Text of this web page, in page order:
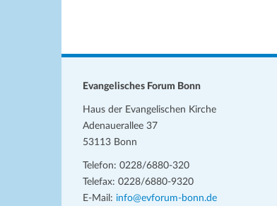
Evangelisches Forum Bonn
Haus der Evangelischen Kirche
Adenauerallee 37
53113 Bonn
Telefon: 0228/6880-320
Telefax: 0228/6880-9320
E-Mail: info@evforum-bonn.de